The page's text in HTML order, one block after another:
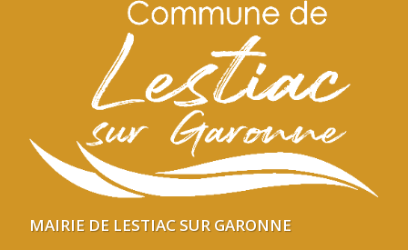
MAIRIE DE LESTIAC SUR GARONNE